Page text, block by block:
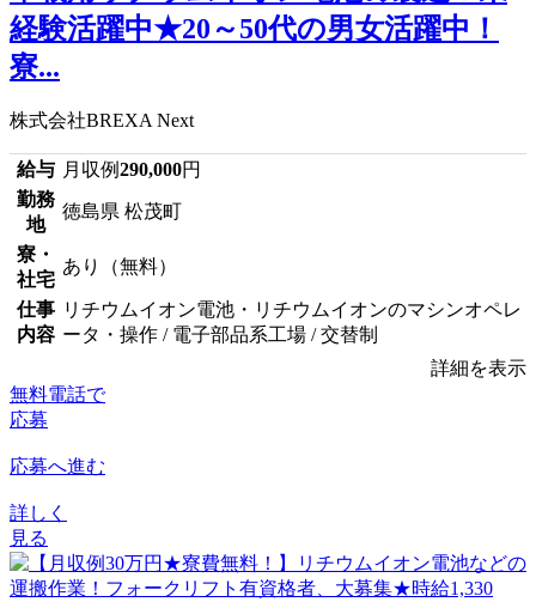
経験活躍中★20～50代の男女活躍中！
寮...
株式会社BREXA Next
給与 月収例290,000円
勤務
地
徳島県 松茂町
寮・
社宅
あり（無料）
仕事
内容
リチウムイオン電池・リチウムイオンのマシンオペレ
ータ・操作 / 電子部品系工場 / 交替制
詳細を表示
無料電話で
応募
応募へ進む
詳しく
見る